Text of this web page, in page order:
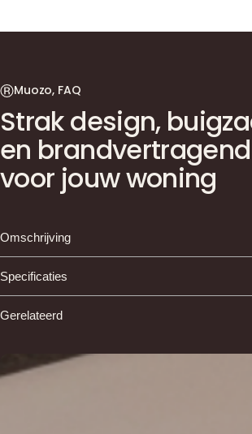
Muozo, FAQ
Strak design,
en
voor jouw woning
Omschrijving
interieur
Specificaties
Gerelateerd